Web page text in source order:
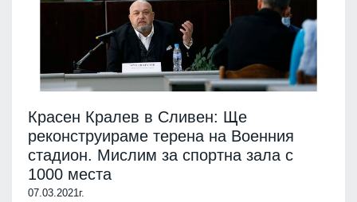
Красен Кралев в Сливен: Ще
реконструираме терена на Военния
стадион. Мислим за спортна зала с
1000 места
07.03.2021г.